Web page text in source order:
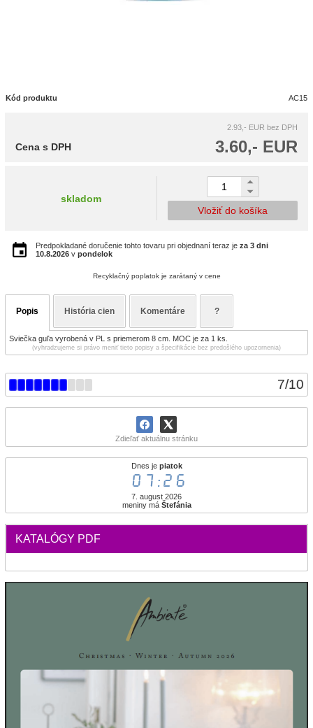
7/10
Zdieľať aktuálnu stránku
Dnes je piatok
07:26
7. august 2026
meniny má Štefánia
KATALÓGY PDF
Kód produktu AC15
2.93,- EUR bez DPH
3.60,- EUR
Cena s DPH
skladom
Vložiť do košíka
Predpokladané doručenie tohto tovaru pri objednaní teraz je za 3 dni
10.8.2026 v pondelok
Recyklačný poplatok je zarátaný v cene
Popis História cien Komentáre ?
Sviečka guľa vyrobená v PL s priemerom 8 cm. MOC je za 1 ks.
(vyhradzujeme si právo meniť tieto popisy a špecifikácie bez predošlého upozornenia)